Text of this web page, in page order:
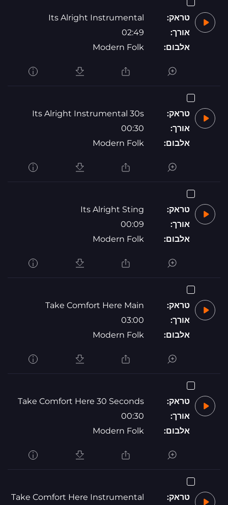
טראק:
Its Alright Instrumental
אורך:
02:49
אלבום:
Modern Folk
טראק:
Its Alright Instrumental 30s
אורך:
00:30
אלבום:
Modern Folk
טראק:
Its Alright Sting
אורך:
00:09
אלבום:
Modern Folk
טראק:
Take Comfort Here Main
אורך:
03:00
אלבום:
Modern Folk
טראק:
Take Comfort Here 30 Seconds
אורך:
00:30
אלבום:
Modern Folk
טראק: Take Comfort Here Instrumental